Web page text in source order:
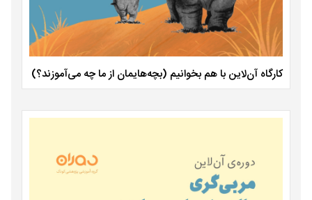
کارگاه آن‌لاین با هم بخوانیم (بچه‌هایمان از ما چه می‌آموزند؟)